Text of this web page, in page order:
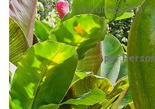
Excursión Día
por